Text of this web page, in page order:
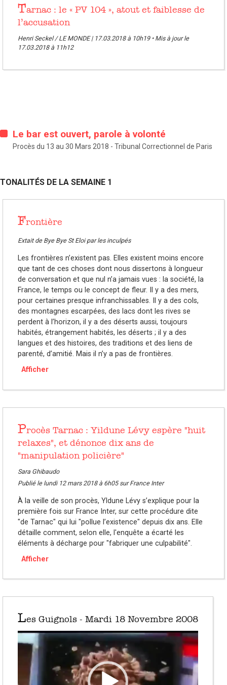
Tarnac : le « PV 104 », atout et faiblesse de
l’accusation
Henri Seckel / LE MONDE | 17.03.2018 à 10h19 • Mis à jour le
17.03.2018 à 11h12
Le bar est ouvert, parole à volonté
Procès du 13 au 30 Mars 2018 - Tribunal Correctionnel de Paris
TONALITÉS DE LA SEMAINE 1
Frontière
Extait de Bye Bye St Eloi par les inculpés
Les frontières n’existent pas. Elles existent moins encore
que tant de ces choses dont nous dissertons à longueur
de conversation et que nul n’a jamais vues : la société, la
France, le temps ou le concept de fleur. Il y a des mers,
pour certaines presque infranchissables. Il y a des cols,
des montagnes escarpées, des lacs dont les rives se
perdent à l’horizon, il y a des déserts aussi, toujours
habités, étrangement habités, les déserts ; il y a des
langues et des histoires, des traditions et des liens de
parenté, d’amitié. Mais il n’y a pas de frontières.
Afficher
Procès Tarnac : Yildune Lévy espère "huit
relaxes", et dénonce dix ans de
"manipulation policière"
Sara Ghibaudo
Publié le lundi 12 mars 2018 à 6h05 sur France Inter
À la veille de son procès, Yldune Lévy s’explique pour la
première fois sur France Inter, sur cette procédure dite
"de Tarnac" qui lui "pollue l’existence" depuis dix ans. Elle
détaille comment, selon elle, l'enquête a écarté les
éléments à décharge pour "fabriquer une culpabilité".
Afficher
Les Guignols - Mardi 18 Novembre 2008
Lecteur
vidéo